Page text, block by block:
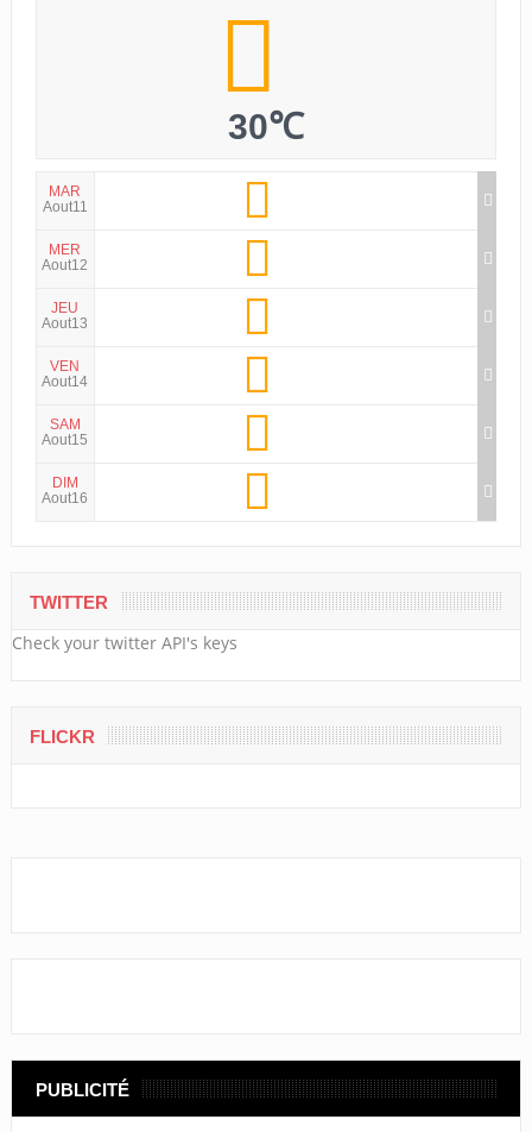
30℃
MAR
Aout11
MER
Aout12
JEU
Aout13
VEN
Aout14
SAM
Aout15
DIM
Aout16
TWITTER
Check your twitter API's keys
FLICKR
PUBLICITÉ